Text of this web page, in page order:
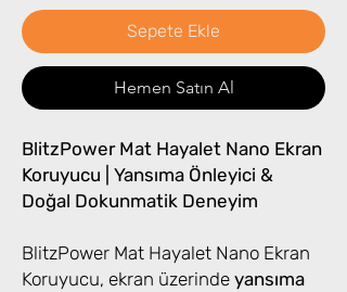
Sepete Ekle
Hemen Satın Al
BlitzPower Mat Hayalet Nano Ekran
Koruyucu | Yansıma Önleyici &
Doğal Dokunmatik Deneyim
BlitzPower Mat Hayalet Nano Ekran
Koruyucu, ekran üzerinde yansıma